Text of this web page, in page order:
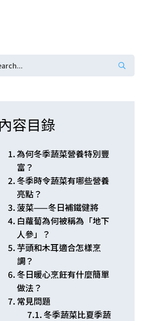
內容目錄
為何冬季蔬菜營養特別豐
富？
冬季時令蔬菜有哪些營養
亮點？
菠菜——冬日補鐵健將
白蘿蔔為何被稱為「地下
人參」？
芋頭和木耳適合怎樣烹
調？
冬日暖心烹飪有什麼簡單
做法？
常見問題
冬季蔬菜比夏季蔬